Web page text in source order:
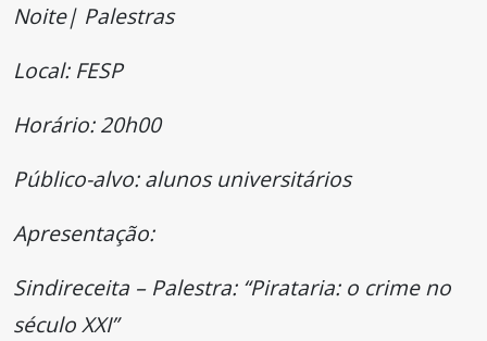
Noite| Palestras
Local: FESP
Horário: 20h00
Público-alvo: alunos universitários
Apresentação:
Sindireceita – Palestra: “Pirataria: o crime no
século XXI”